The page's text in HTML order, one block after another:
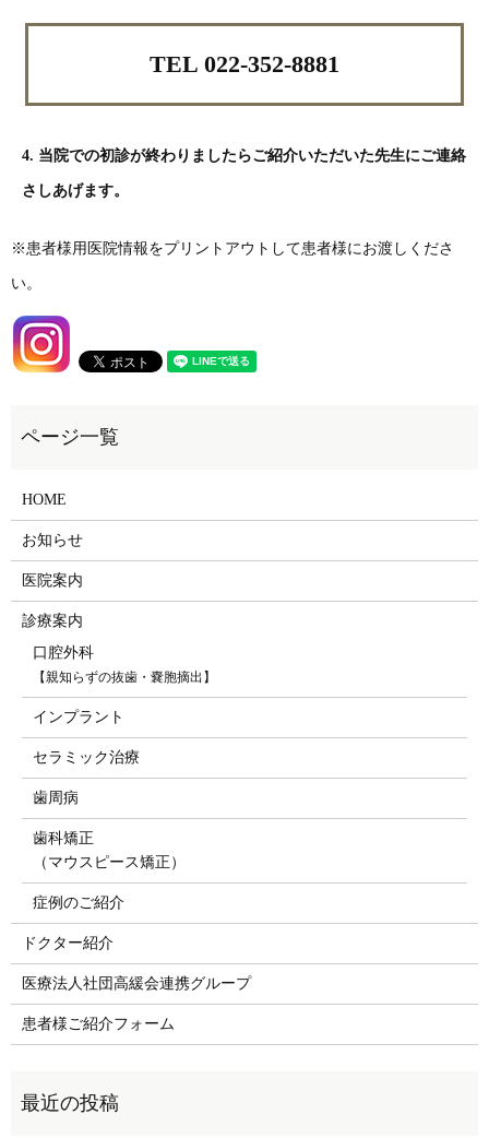
TEL 022-352-8881
4. 当院での初診が終わりましたらご紹介いただいた先生にご連絡
さしあげます。
※患者様用医院情報をプリントアウトして患者様にお渡しくださ
い。
HOME
お知らせ
医院案内
診療案内
口腔外科
【親知らずの抜歯・嚢胞摘出】
インプラント
セラミック治療
歯周病
歯科矯正
（マウスピース矯正）
症例のご紹介
ドクター紹介
医療法人社団高緩会連携グループ
患者様ご紹介フォーム